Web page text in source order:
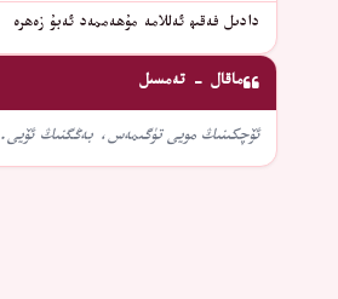
دادىل فەقىھ ئەللامە مۇھەممەد ئەبۇ زەھرە
ماقال - تەمسىل
ئۆچكىنىڭ مويى تۈگىمەس، بەڭگنىڭ ئۆيى.